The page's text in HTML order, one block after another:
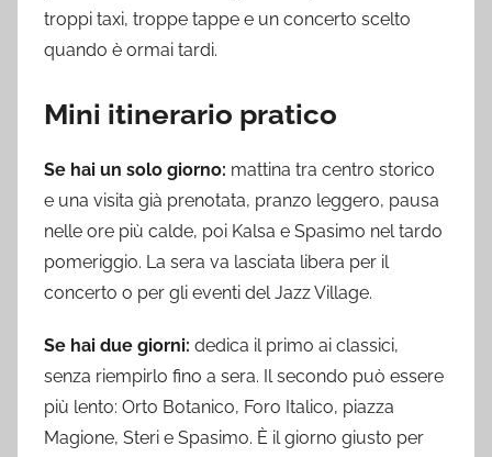
troppi taxi, troppe tappe e un concerto scelto
quando è ormai tardi.
Mini itinerario pratico
Se hai un solo giorno: mattina tra centro storico
e una visita già prenotata, pranzo leggero, pausa
nelle ore più calde, poi Kalsa e Spasimo nel tardo
pomeriggio. La sera va lasciata libera per il
concerto o per gli eventi del Jazz Village.
Se hai due giorni: dedica il primo ai classici,
senza riempirlo fino a sera. Il secondo può essere
più lento: Orto Botanico, Foro Italico, piazza
Magione, Steri e Spasimo. È il giorno giusto per